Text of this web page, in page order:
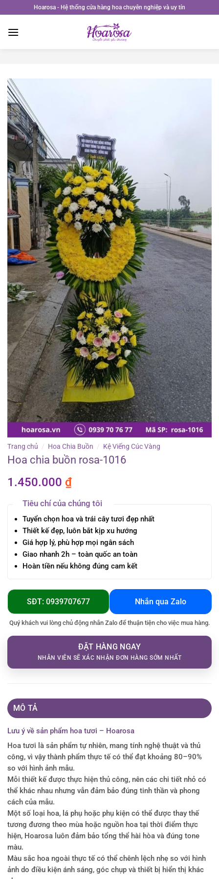
qua
nội
Hoarosa - Hệ thống cửa hàng hoa chuyên nghiệp và uy tín
Trang chủ / Hoa Chia Buồn / Kệ Viếng Cúc Vàng
Hoa chia buồn rosa-1016
1.450.000 ₫
Tiêu chí của chúng tôi
Tuyển chọn hoa và trái cây tươi đẹp nhất
Thiết kế đẹp, luôn bắt kịp xu hướng
Giá hợp lý, phù hợp mọi ngân sách
Giao nhanh 2h – toàn quốc an toàn
Hoàn tiền nếu không đúng cam kết
SĐT: 0939707677 Nhắn qua Zalo
Quý khách vui lòng chủ động nhắn Zalo để thuận tiện cho việc mua hàng.
ĐẶT HÀNG NGAY
NHÂN VIÊN SẼ XÁC NHẬN ĐƠN HÀNG SỚM NHẤT
MÔ TẢ
Lưu ý về sản phẩm hoa tươi – Hoarosa
Hoa tươi là sản phẩm tự nhiên, mang tính nghệ thuật và thủ
công, vì vậy thành phẩm thực tế có thể đạt khoảng 80–90%
so với hình ảnh mẫu.
Mỗi thiết kế được thực hiện thủ công, nên các chi tiết nhỏ có
thể khác nhau nhưng vẫn đảm bảo đúng tinh thần và phong
cách của mẫu.
Một số loại hoa, lá phụ hoặc phụ kiện có thể được thay thế
tương đương theo mùa hoặc nguồn hoa tại thời điểm thực
hiện, Hoarosa luôn đảm bảo tổng thể hài hòa và đúng tone
màu.
Màu sắc hoa ngoài thực tế có thể chênh lệch nhẹ so với hình
ảnh do điều kiện ánh sáng, góc chụp và thiết bị hiển thị khác